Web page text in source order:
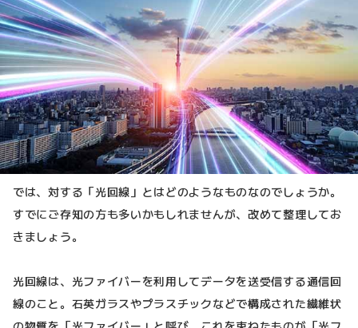
では、対する「光回線」とはどのようなものなのでしょうか。
すでにご存知の方も多いかもしれませんが、改めて整理してお
きましょう。
光回線は、光ファイバーを利用してデータを送受信する通信回
線のこと。石英ガラスやプラスチックなどで構成された繊維状